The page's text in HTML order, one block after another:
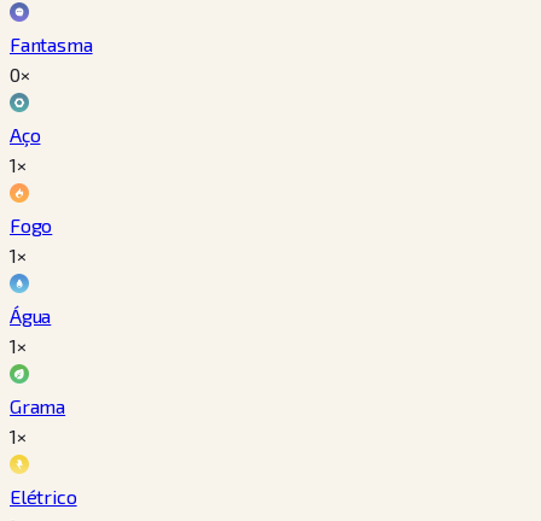
Fantasma
0×
Aço
1×
Fogo
1×
Água
1×
Grama
1×
Elétrico